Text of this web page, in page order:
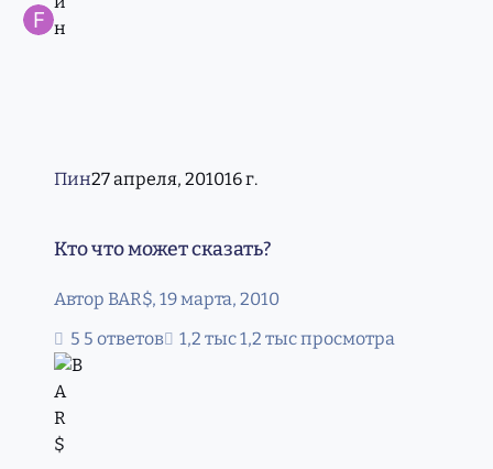
Пин27 апреля, 201016 г.
Кто что может сказать?
Автор BAR$, 19 марта, 2010
5 ответов
1,2 тыс просмотра